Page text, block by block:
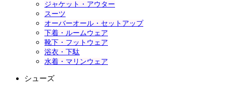
ジャケット・アウター
スーツ
オーバーオール・セットアップ
下着・ルームウェア
靴下・フットウェア
浴衣・下駄
水着・マリンウェア
シューズ